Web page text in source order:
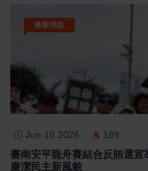
最新消息
Jun 19 2026 189
臺南安平龍舟賽結合反賄選
廉潔民主新風貌